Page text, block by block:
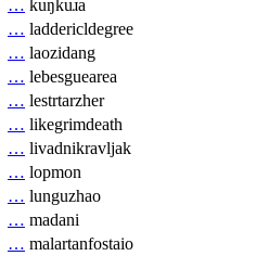
… kuŋkuɹa
… laddericldegree
… laozidang
… lebesguearea
… lestrtarzher
… likegrimdeath
… livadnikravljak
… lopmon
… lunguzhao
… madani
… malartanfostaio